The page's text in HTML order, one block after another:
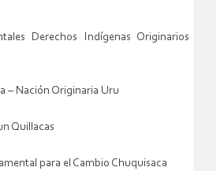
Derechos Indígenas Originarios
– Nación Originaria Uru
Quillacas
para el Cambio Chuquisaca